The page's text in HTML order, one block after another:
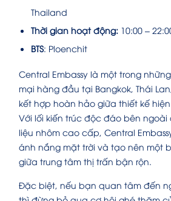
Thailand
Thời gian hoạt động: 10:00 –
BTS: Ploenchit
Central Embassy là một trong
mại hàng đầu tại Bangkok, Thái
kết hợp hoàn hảo giữa thiết kế
Với lối kiến trúc độc đáo bên
liệu nhôm cao cấp, Central
ánh nắng mặt trời và tạo nên một
giữa trung tâm thị trấn bận rộn.
Đặc biệt, nếu bạn quan tâm đến